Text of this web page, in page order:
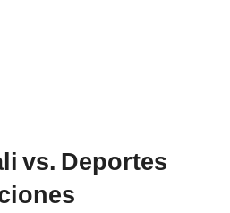
vs. Deportes